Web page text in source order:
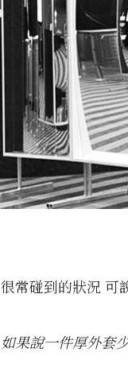
很常碰到的狀況 可
如果說一件厚外套